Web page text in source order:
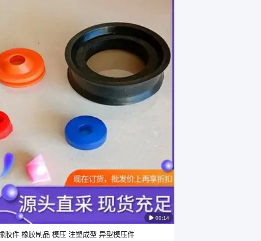
 00:14
胶件 橡胶制品 模压 注塑成型 异型模压件